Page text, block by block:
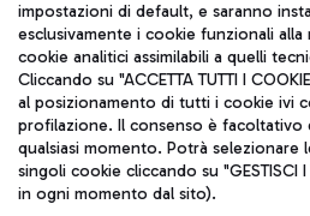
Pizza
Autobus
Scopri le linee di autobus per
Leonardo Da Vinci.
Ristoranti
Aeroporti di Roma S.p.A. - Società
coordinamento di Mundys S.p.A.
Codice fiscale e Registro delle Imprese
IVA 06572251004
Capitale sociale 62.224.743,00 int.
Sede legale: Via Pier Paolo Racchetti
telefono +39 06 65951
impostazioni di default, e saranno
esclusivamente i cookie funzionali
cookie analitici assimilabili a quelli
Cliccando su "ACCETTA TUTTI I
al posizionamento di tutti i cookie ivi
profilazione. Il consenso è facoltativo
qualsiasi momento. Potrà selezionare
singoli cookie cliccando su "GESTISCI
in ogni momento dal sito).